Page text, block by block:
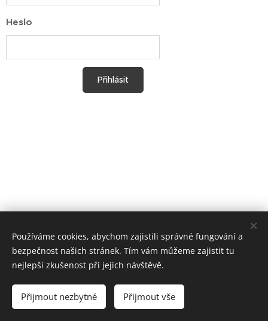
Heslo
Přihlásit
Používáme cookies, abychom zajistili správné fungování a
bezpečnost našich stránek. Tím vám můžeme zajistit tu
nejlepší zkušenost při jejich návštěvě.
Přijmout nezbytné Přijmout vše